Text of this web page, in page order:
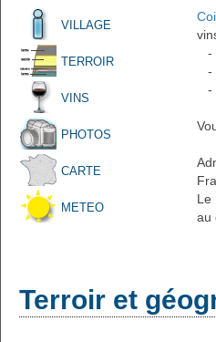
VILLAGE
TERROIR
VINS
PHOTOS
CARTE
METEO
-
-
-
Le
au
Terroir et